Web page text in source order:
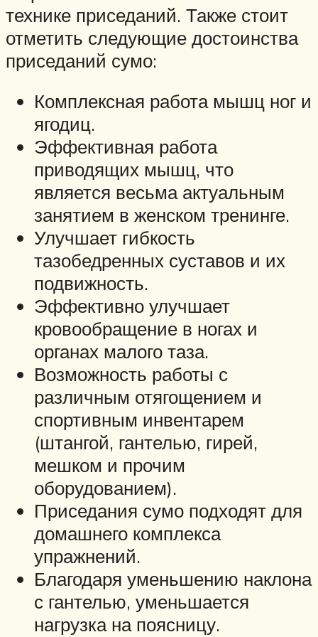
технике приседаний. Также стоит
отметить следующие достоинства
приседаний сумо:
Комплексная работа мышц ног и
ягодиц.
Эффективная работа
приводящих мышц, что
является весьма актуальным
занятием в женском тренинге.
Улучшает гибкость
тазобедренных суставов и их
подвижность.
Эффективно улучшает
кровообращение в ногах и
органах малого таза.
Возможность работы с
различным отягощением и
спортивным инвентарем
(штангой, гантелью, гирей,
мешком и прочим
оборудованием).
Приседания сумо подходят для
домашнего комплекса
упражнений.
Благодаря уменьшению наклона
с гантелью, уменьшается
нагрузка на поясницу.